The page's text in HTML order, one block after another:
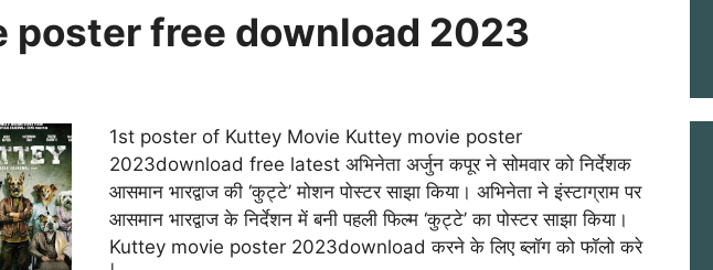
poster free download 2023
1st poster of Kuttey Movie Kuttey movie poster
2023download free latest अभिनेता अर्जुन कपूर ने सोमवार को निर्देशक
आसमान भारद्वाज की ‘कुट्टे’ मोशन पोस्टर साझा किया। अभिनेता ने इंस्टाग्राम पर
आसमान भारद्वाज के निर्देशन में बनी पहली फिल्म ‘कुट्टे’ का पोस्टर साझा किया।
Kuttey movie poster 2023download करने के लिए ब्लॉग को फॉलो करे